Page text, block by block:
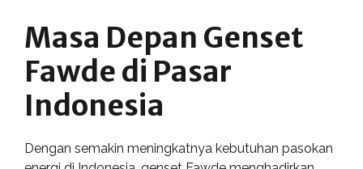
Masa Depan Genset
Fawde di Pasar
Indonesia
Dengan semakin meningkatnya kebutuhan pasokan